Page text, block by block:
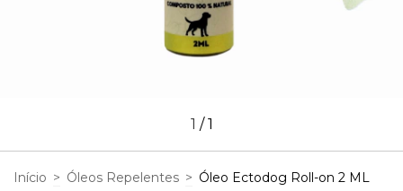
1 /1
Início > Óleos Repelentes > Óleo Ectodog Roll-on 2 ML